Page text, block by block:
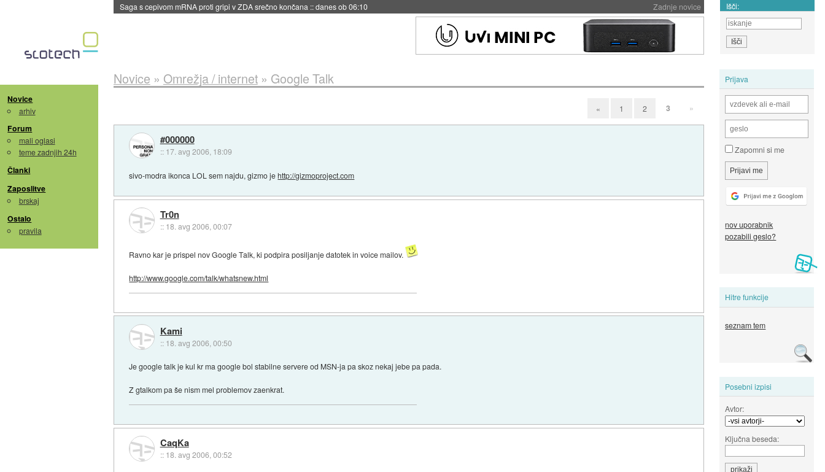
Zadnje novice
Saga s cepivom mRNA proti gripi v ZDA srečno končana ::danes ob 06:10 Išči:
Novice
arhiv
Forum
mali oglasi
teme zadnjih 24h
Članki
Zaposlitve
brskaj
Ostalo
pravila
Prijava
Zapomni si me
nov uporabnik
pozabili geslo?
Hitre funkcije
seznam tem
Posebni izpisi
Avtor:
Ključna beseda:
Novice » Omrežja / internet» Google Talk
« 1 2 3 »
#000000
:: 17. avg 2006, 18:09
sivo-modra ikonca LOL sem najdu, gizmo jehttp://gizmoproject.com
Tr0n
:: 18. avg 2006, 00:07
Ravno kar je prispel nov Google Talk, ki podpira posiljanje datotek in voice mailov.
http://www.google.com/talk/whatsnew.html
Kami
:: 18. avg 2006, 00:50
Je google talk je kul kr ma google bol stabilne servere od MSN-ja pa skoz nekaj jebe pa pada.
Z gtalkom pa še nism mel problemov zaenkrat.
CaqKa
:: 18. avg 2006, 00:52